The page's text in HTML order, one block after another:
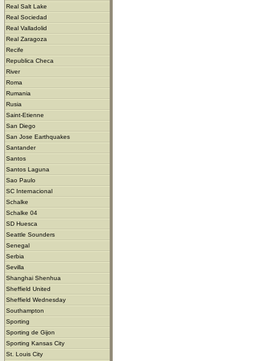
Real Salt Lake
Real Sociedad
Real Valladolid
Real Zaragoza
Recife
Republica Checa
River
Roma
Rumania
Rusia
Saint-Etienne
San Diego
San Jose Earthquakes
Santander
Santos
Santos Laguna
Sao Paulo
SC Internacional
Schalke
Schalke 04
SD Huesca
Seattle Sounders
Senegal
Serbia
Sevilla
Shanghai Shenhua
Sheffield United
Sheffield Wednesday
Southampton
Sporting
Sporting de Gijon
Sporting Kansas City
St. Louis City